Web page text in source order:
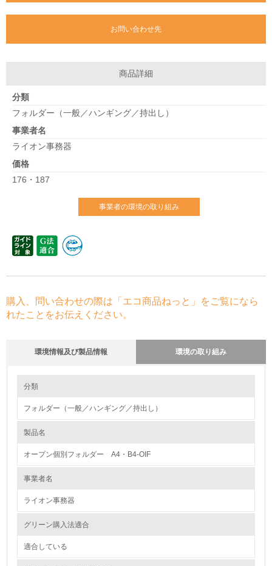
お問い合わせ先
商品詳細
分類
フォルダー（一般／ハンギング／持出し）
事業者名
ライオン事務器
価格
176・187
事業者の環境の取り組み
購入、問い合わせの際は「エコ商品ねっと」をご覧になら
れたことをお伝えください。
環境情報及び製品情報 環境の取り組み
1.環境取り組み体制
分類
フォルダー（一般／ハンギング／持出し）
製品名
オープン個別フォルダー A4・B4-OIF
事業者名
ライオン事務器
グリーン購入法適合
適合している